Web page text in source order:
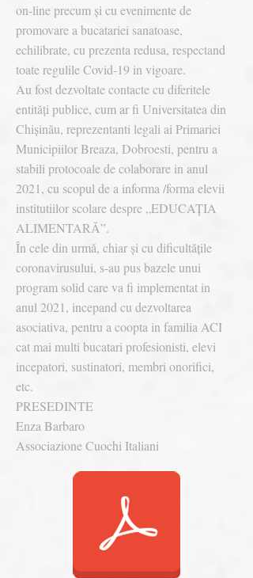
on-line precum și cu evenimente de
promovare a bucatariei sanatoase,
echilibrate, cu prezenta redusa, respectand
toate regulile Covid-19 in vigoare.
Au fost dezvoltate contacte cu diferitele
entități publice, cum ar fi Universitatea din
Chișinău, reprezentanti legali ai Primariei
Municipiilor Breaza, Dobroesti, pentru a
stabili protocoale de colaborare in anul
2021, cu scopul de a informa /forma elevii
institutiilor scolare despre „EDUCAȚIA
ALIMENTARĂ”.
În cele din urmă, chiar și cu dificultățile
coronavirusului, s-au pus bazele unui
program solid care va fi implementat in
anul 2021, incepand cu dezvoltarea
asociativa, pentru a coopta in familia ACI
cat mai multi bucatari profesionisti, elevi
incepatori, sustinatori, membri onorifici,
etc.
PRESEDINTE
Enza Barbaro
Associazione Cuochi Italiani